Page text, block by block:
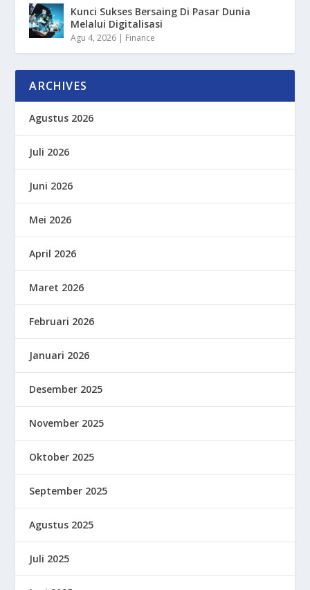
Kunci Sukses Bersaing Di Pasar Dunia
Melalui Digitalisasi
Agu 4, 2026 | Finance
ARCHIVES
Agustus 2026
Juli 2026
Juni 2026
Mei 2026
April 2026
Maret 2026
Februari 2026
Januari 2026
Desember 2025
November 2025
Oktober 2025
September 2025
Agustus 2025
Juli 2025